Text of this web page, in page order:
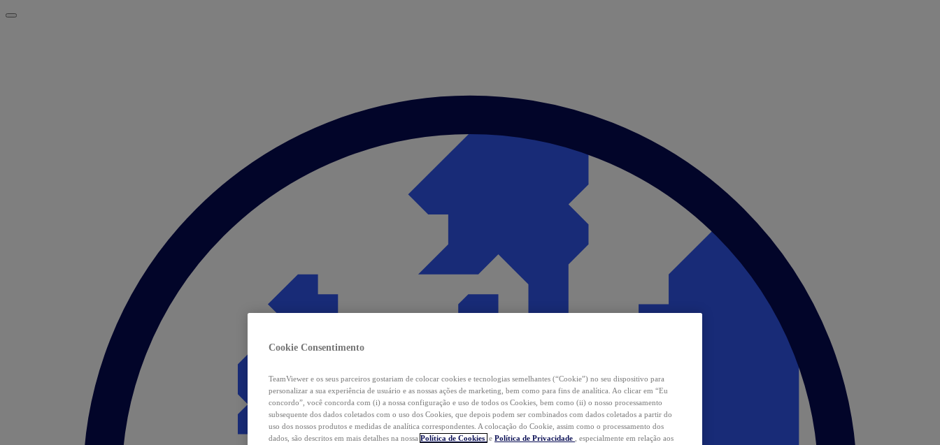
Cookie Consentimento
TeamViewer e os seus parceiros gostariam de colocar cookies e tecnologias semelhantes (“Cookie”) no seu dispositivo para
personalizar a sua experiência de usuário e as nossas ações de marketing, bem como para fins de analítica. Ao clicar em “Eu
concordo”, você concorda com (i) a nossa configuração e uso de todos os Cookies, bem como (ii) o nosso processamento
subsequente dos dados coletados com o uso dos Cookies, que depois podem ser combinados com dados coletados a partir do
uso dos nossos produtos e medidas de analítica correspondentes. A colocação do Cookie, assim como o processamento dos
dados, são descritos em mais detalhes na nossa Política de Cookies e Política de Privacidade
, especialmente em relação aos